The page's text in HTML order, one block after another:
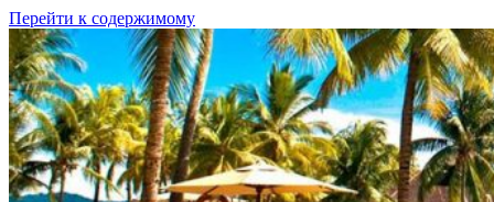
Перейти к содержимому